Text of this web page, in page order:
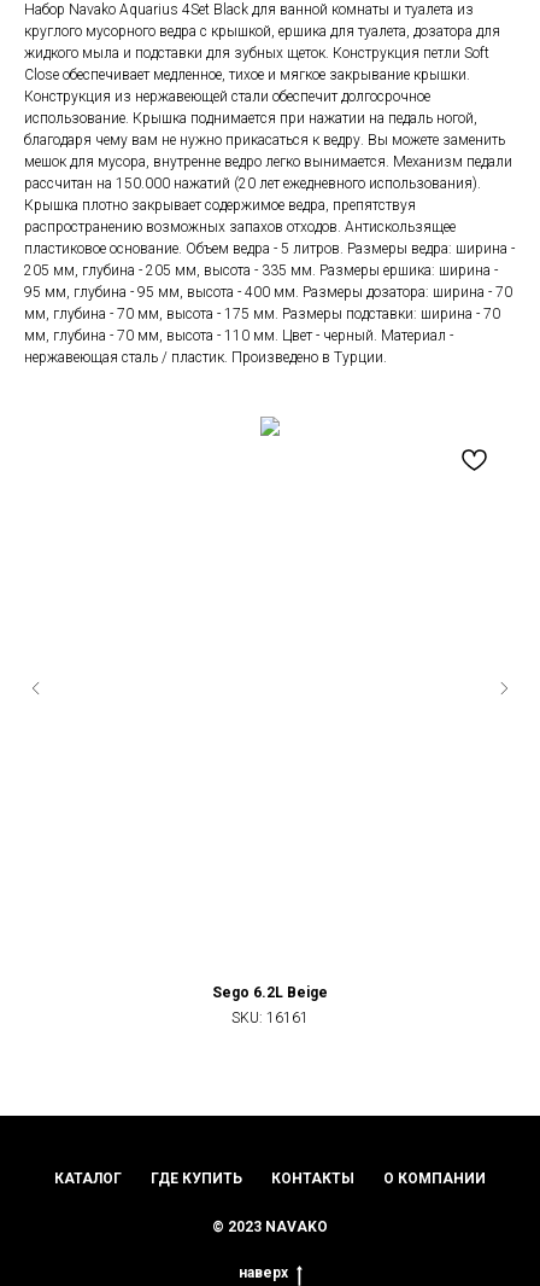
Набор Navako Aquarius 4Set Black для ванной комнаты и туалета из
круглого мусорного ведра с крышкой, ершика для туалета, дозатора для
жидкого мыла и подставки для зубных щеток. Конструкция петли Soft
Close обеспечивает медленное, тихое и мягкое закрывание крышки.
Конструкция из нержавеющей стали обеспечит долгосрочное
использование. Крышка поднимается при нажатии на педаль ногой,
благодаря чему вам не нужно прикасаться к ведру. Вы можете заменить
мешок для мусора, внутренне ведро легко вынимается. Механизм педали
рассчитан на 150.000 нажатий (20 лет ежедневного использования).
Крышка плотно закрывает содержимое ведра, препятствуя
распространению возможных запахов отходов. Антискользящее
пластиковое основание. Объем ведра - 5 литров. Размеры ведра: ширина -
205 мм, глубина - 205 мм, высота - 335 мм. Размеры ершика: ширина -
95 мм, глубина - 95 мм, высота - 400 мм. Размеры дозатора: ширина - 70
мм, глубина - 70 мм, высота - 175 мм. Размеры подставки: ширина - 70
мм, глубина - 70 мм, высота - 110 мм. Цвет - черный. Материал -
нержавеющая сталь / пластик. Произведено в Турции.
Sego 6.2L Beige
SKU: 16161
КАТАЛОГ ГДЕ КУПИТЬ КОНТАКТЫ О КОМПАНИИ
© 2023 NAVAKO
наверх